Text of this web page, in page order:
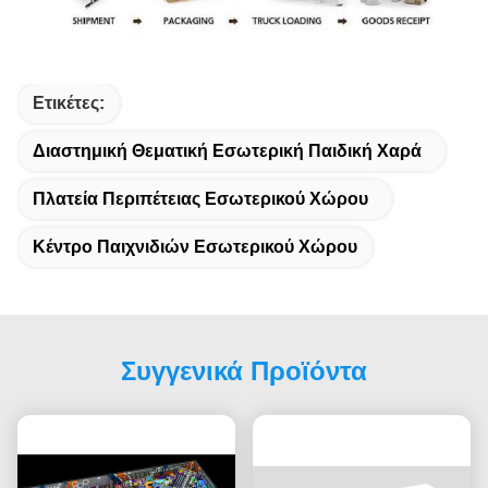
Ετικέτες:
Διαστημική Θεματική Εσωτερική Παιδική Χαρά
Πλατεία Περιπέτειας Εσωτερικού Χώρου
Κέντρο Παιχνιδιών Εσωτερικού Χώρου
Συγγενικά Προϊόντα